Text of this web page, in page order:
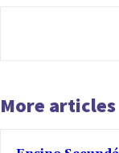
More articles